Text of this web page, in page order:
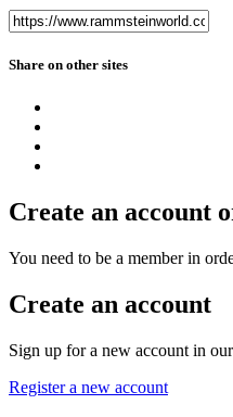
Share on other sites
Create an account
You need to be a member in
Create an account
Sign up for a new account in
Register a new account